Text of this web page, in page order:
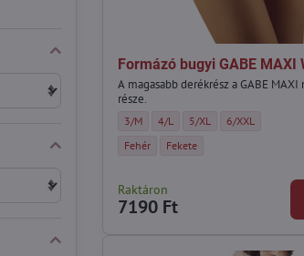
Formázó bugyi GABE MAXI
A magasabb derékrész a GABE
része.
Formázó bugyi GABE MAXI Wolbar -
3/M Formázó bugyi GABE MAXI
4/L Formázó bugyi GABE
5/XL Formázó bugyi
6/XXL
Formázó bugyi GABE MAXI Wolbar - Szín:
Fehér Formázó bugyi GABE MAXI
Fekete
Raktáron
7190 Ft